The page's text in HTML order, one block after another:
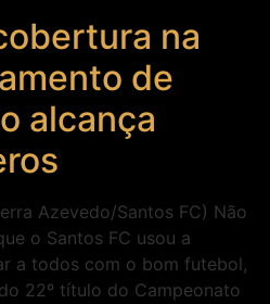
na
de
alcança
Azevedo/Santos FC) Não
o Santos FC usou a
a todos com o bom futebol,
22º título do Campeonato